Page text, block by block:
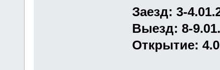
Заезд: 3-
Выезд: 8-
Открытие: